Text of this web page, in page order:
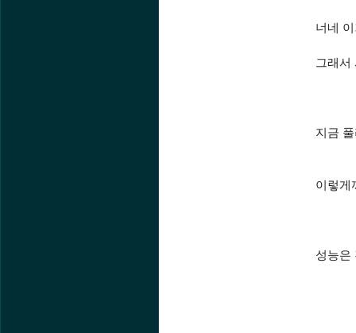
너네
그래서
지금
이렇게
성능은